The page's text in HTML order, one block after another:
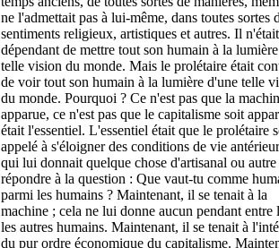
ne l'admettait pas à lui-même, dans toutes sortes
sentiments religieux, artistiques et autres. Il
dépendant de mettre tout son humain à la
telle vision du monde. Mais le prolétaire était
de voir tout son humain à la lumière d'une telle
du monde. Pourquoi ? Ce n'est pas que la
apparue, ce n'est pas que le capitalisme soit
était l'essentiel. L'essentiel était que le prolétaire
appelé à s'éloigner des conditions de vie
qui lui donnait quelque chose d'artisanal ou
répondre à la question : Que vaut-tu comme
parmi les humains ? Maintenant, il se tenait à la
machine ; cela ne lui donne aucun pendant entre
les autres humains. Maintenant, il se tenait à
du pur ordre économique du capitalisme.